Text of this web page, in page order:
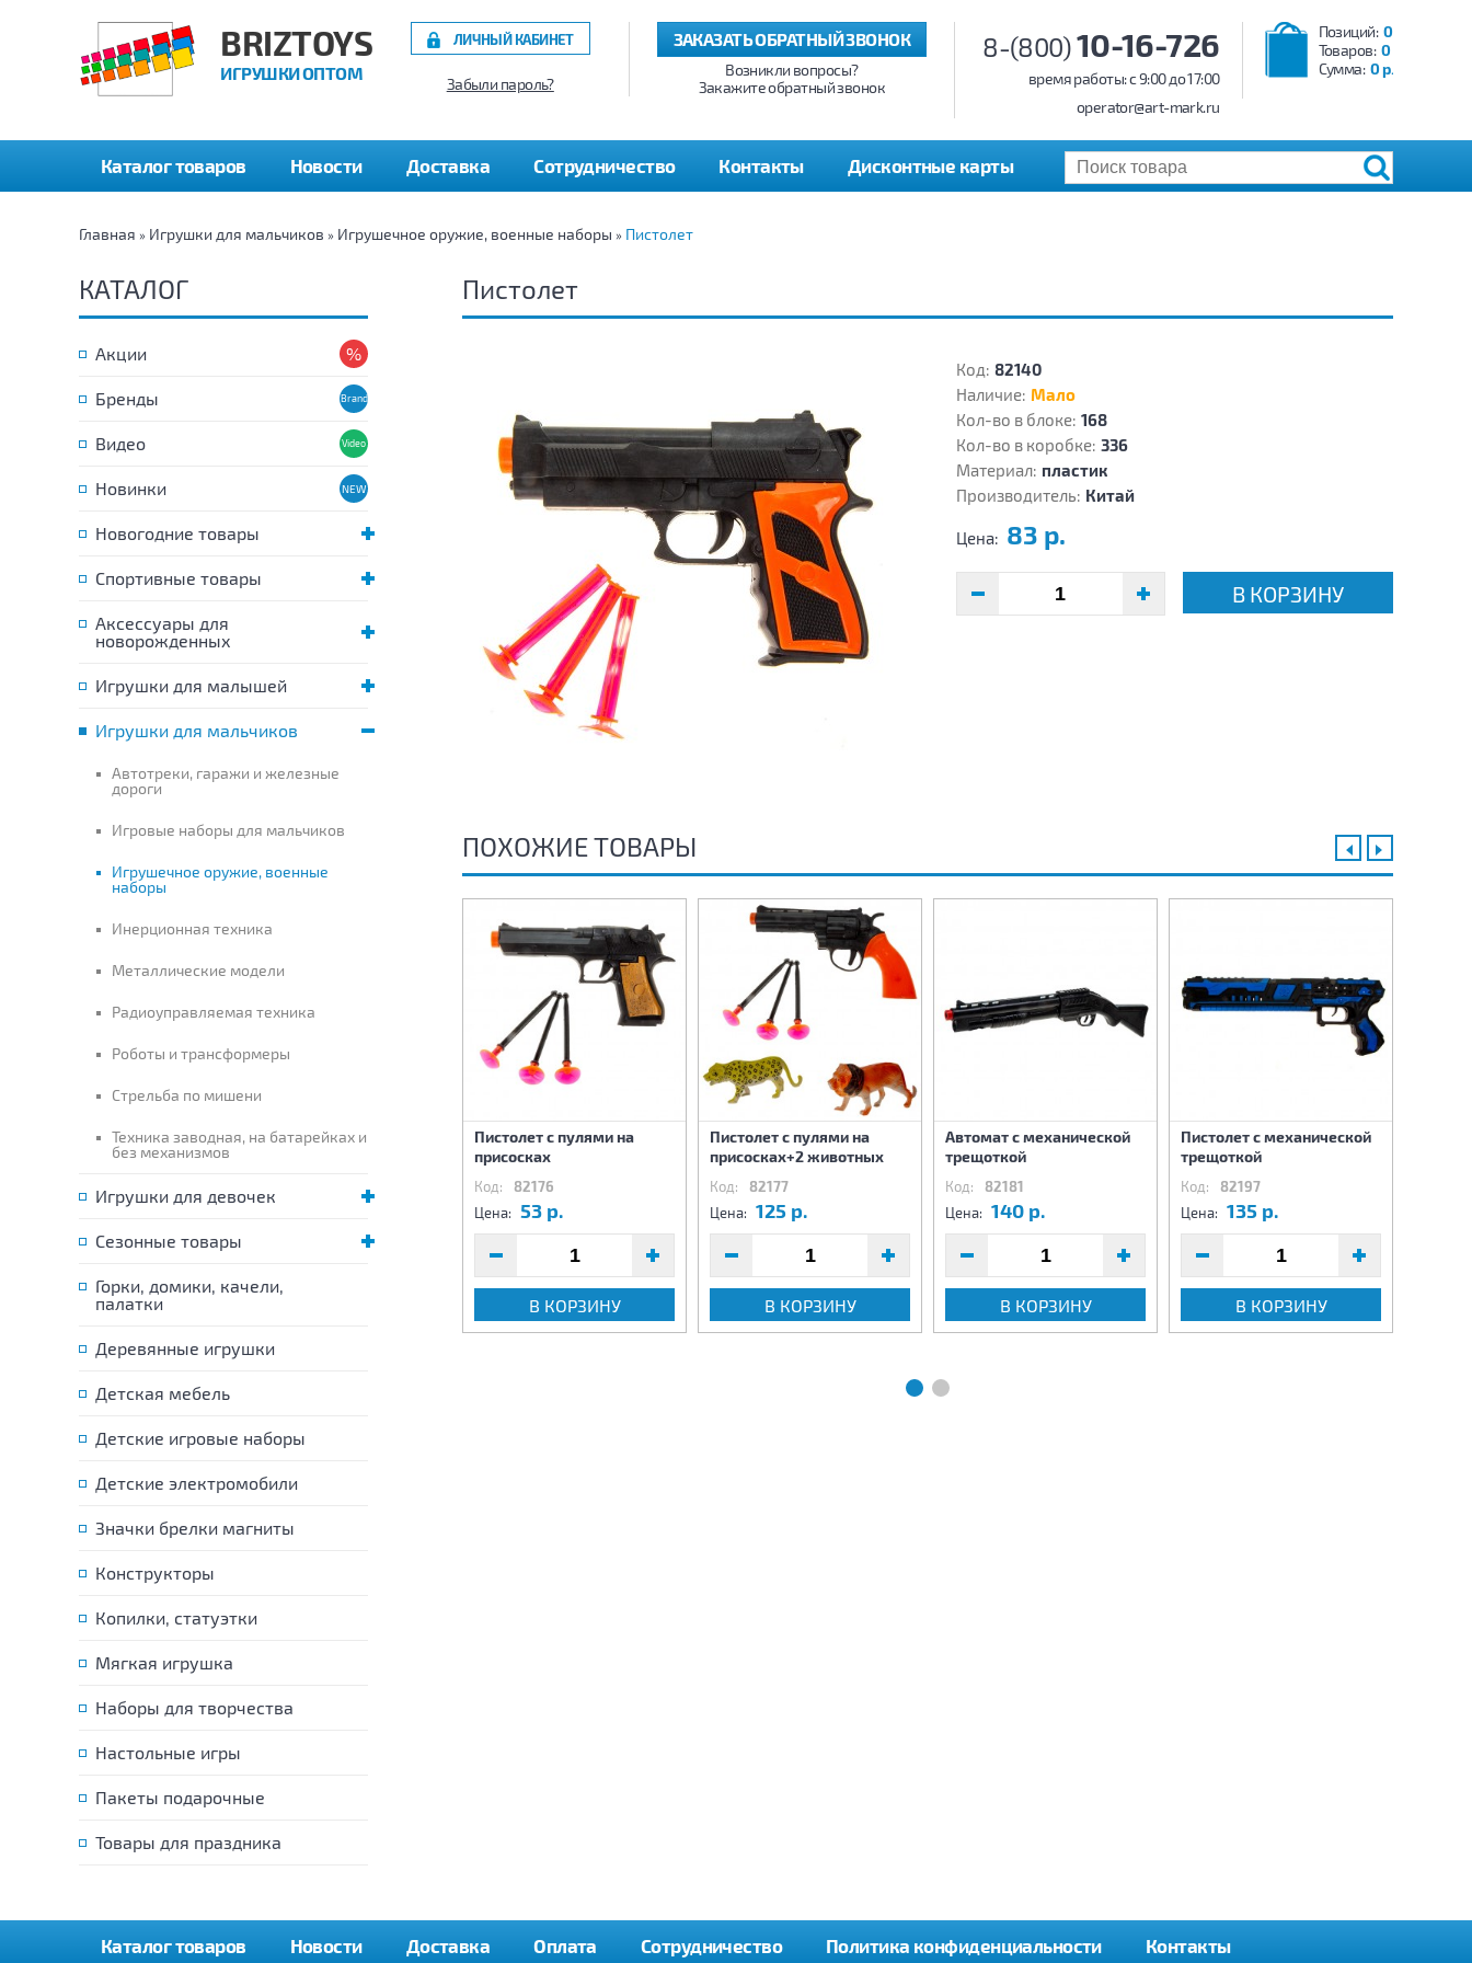
BRIZTOYS
ИГРУШКИ ОПТОМ
Позиций: 0
Товаров: 0
Сумма: 0 р.
8-(800)10-16-726
время работы: c 9:00 до 17:00
operator@art-mark.ru
ЗАКАЗАТЬ ОБРАТНЫЙ ЗВОНОК
Возникли вопросы?
Закажите обратный звонок
ЛИЧНЫЙ КАБИНЕТ
Забыли пароль?
Каталог товаров Новости Доставка Сотрудничество Контакты Дисконтные карты
Главная » Игрушки для мальчиков » Игрушечное оружие, военные наборы » Пистолет
КАТАЛОГ
Акции
Бренды
Видео
Новинки
Новогодние товары
Спортивные товары
Аксессуары для
новорожденных
Игрушки для малышей
Игрушки для мальчиков
Автотреки, гаражи и железные
дороги
Игровые наборы для мальчиков
Игрушечное оружие, военные
наборы
Инерционная техника
Металлические модели
Радиоуправляемая техника
Роботы и трансформеры
Стрельба по мишени
Техника заводная, на батарейках и
без механизмов
Игрушки для девочек
Сезонные товары
Горки, домики, качели,
палатки
Деревянные игрушки
Детская мебель
Детские игровые наборы
Детские электромобили
Значки брелки магниты
Конструкторы
Копилки, статуэтки
Мягкая игрушка
Наборы для творчества
Настольные игры
Пакеты подарочные
Товары для праздника
Пистолет
Код: 82140
Наличие: Мало
Кол-во в блоке: 168
Кол-во в коробке: 336
Материал: пластик
Производитель: Китай
Цена: 83 р.
В КОРЗИНУ
ПОХОЖИЕ ТОВАРЫ
Автомат с механической
110 р.
В КОРЗИНУ
Пистолет-трещётка
Пистолет с пулями на
присосках
Код: 82176
Цена: 53 р.
В КОРЗИНУ
Пистолет с пулями на
присосках+2 животных
Код: 82177
Цена: 125 р.
В КОРЗИНУ
Автомат с механической
трещоткой
Код: 82181
Цена: 140 р.
В КОРЗИНУ
Пистолет с механической
трещоткой
Код: 82197
Цена: 135 р.
В КОРЗИНУ
Каталог товаров Новости Доставка Оплата Сотрудничество Политика конфиденциальности Контакты